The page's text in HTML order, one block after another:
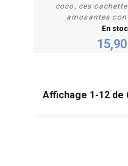
coco, ces
amusantes
En
Affichage 1-12 de